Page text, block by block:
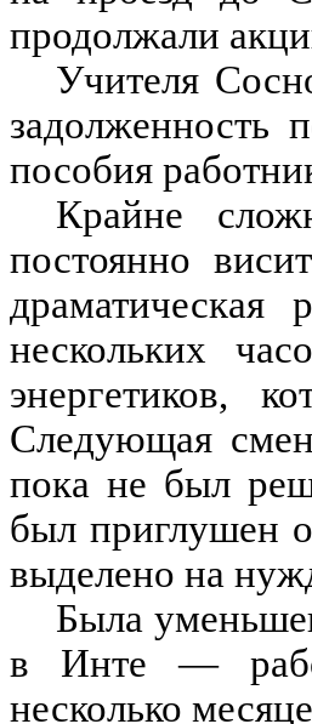
продолжали
Учителя
задолженность
пособия
Крайне
постоянно
драматическая
нескольких
энергетиков,
Следующая
пока не был
был приглушен
выделено на
Была
в Инте —
несколько